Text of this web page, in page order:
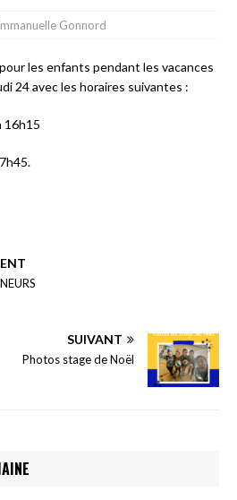
Gonnord
les enfants pendant les vacances
24 avec les horaires suivantes :
16h15
SUIVANT
Photos stage de Noël